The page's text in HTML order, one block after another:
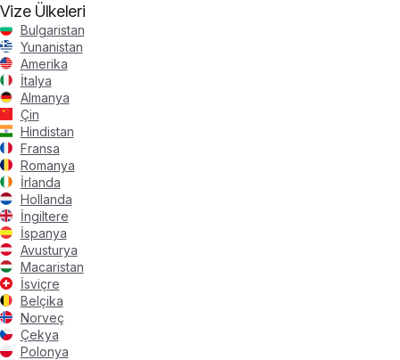
Vize Ülkeleri
Bulgaristan
Yunanistan
Amerika
İtalya
Almanya
Çin
Hindistan
Fransa
Romanya
İrlanda
Hollanda
İngiltere
İspanya
Avusturya
Macaristan
İsviçre
Belçika
Norveç
Çekya
Polonya